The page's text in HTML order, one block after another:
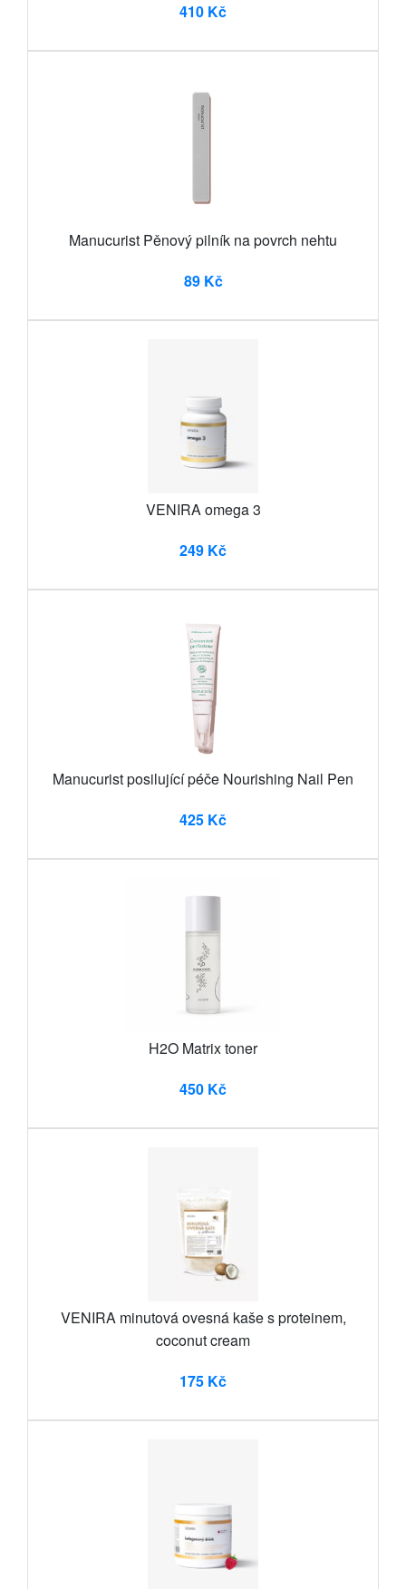
410 Kč
Manucurist Pěnový pilník na povrch nehtu
89 Kč
VENIRA omega 3
249 Kč
Manucurist posilující péče Nourishing Nail Pen
425 Kč
H2O Matrix toner
450 Kč
VENIRA minutová ovesná kaše s proteinem,
coconut cream
175 Kč